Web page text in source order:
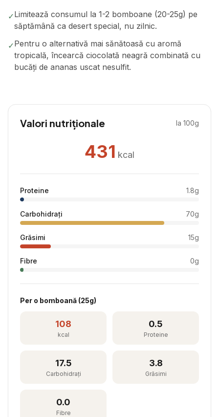
✓Limitează consumul la 1-2 bomboane (20-25g) pe
săptămână ca desert special, nu zilnic.
✓Pentru o alternativă mai sănătoasă cu aromă
tropicală, încearcă ciocolată neagră combinată cu
bucăți de ananas uscat nesulfit.
Valori nutriționale la 100g
431 kcal
Proteine 1.8g
Carbohidrați 70g
Grăsimi 15g
Fibre 0g
Per o bomboană (25g)
108
kcal
0.5
Proteine
17.5
Carbohidrați
3.8
Grăsimi
0.0
Fibre